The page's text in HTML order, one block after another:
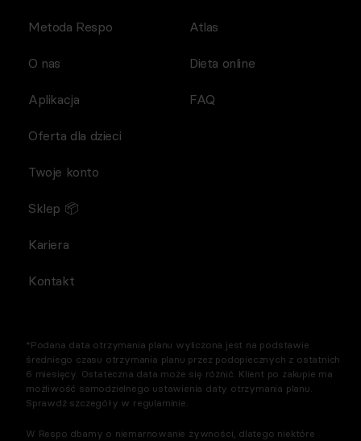
Metoda Respo
O nas
Aplikacja
Atlas
Dieta online
FAQ
Oferta dla dzieci
Twoje konto
Sklep 📦
Kariera
Kontakt
*Podana data otrzymania planu wyliczona jest na podstawie
średniego czasu otrzymania planu przez podopiecznych z ostatnich
6 miesięcy. Ostateczna data może się różnić. Klient po zakupie ma
możliwość samodzielnego ustawienia daty otrzymania planu.
Sprawdź szczegóły w regulaminie.
W Respo dbamy o niemarnowanie żywności, dlatego niektóre